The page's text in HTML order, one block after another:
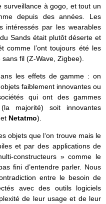
surveillance à gogo, et tout un
depuis des années. Les
intéressés par les wearables
Sands était plutôt déserte et
comme l’ont toujours été les
fil (Z-Wave, Zigbee).
les effets de gamme : on
faiblement innovantes ou
qui ont des gammes
majorité) soit innovantes
et Netatmo).
objets que l‘on trouve mais le
et par des applications de
constructeurs » comme le
fini d’entendre parler. Nous
entre le besoin de
avec des outils logiciels
de leur usage et de leur